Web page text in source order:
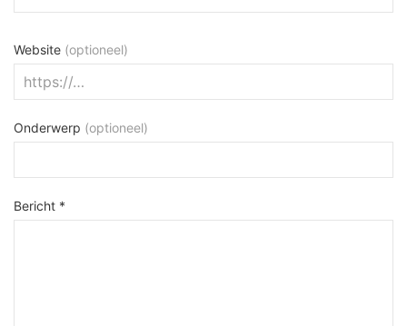
Website (optioneel)
Onderwerp (optioneel)
Bericht *